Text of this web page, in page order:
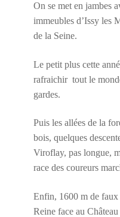
On se met en jambes
immeubles d’Issy les
de la Seine.
Le petit plus cette
rafraichir tout le
gardes.
Puis les allées de la
bois, quelques
Viroflay, pas longue,
race des coureurs
Enfin, 1600 m de faux
Reine face au